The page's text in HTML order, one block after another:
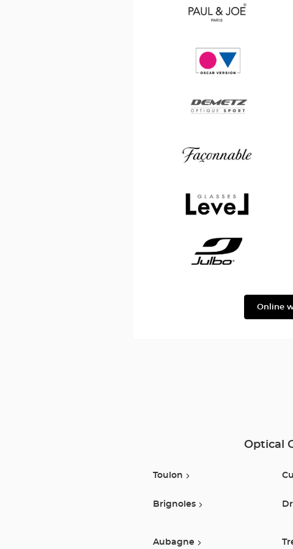
Laurent
Demetz
Façonnable
Online
Optical
Toulon
Brignoles
Aubagne